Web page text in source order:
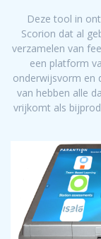
Deze tool in
Scorion dat al
verzamelen van
een platform
onderwijsvorm en
van hebben alle
vrijkomt als